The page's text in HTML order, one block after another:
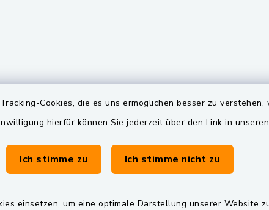
Cookies, die es uns ermöglichen besser zu
hierfür können Sie jederzeit über den Link in unseren
Ich stimme zu Ich stimme nicht zu
einsetzen, um eine optimale Darstellung unserer Website
zusätzlich:
Quicklinks
Landkreis Schwandorf
Oberpfälzer Wald